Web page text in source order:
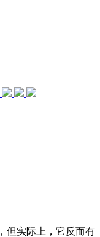
但实际上，它反而有